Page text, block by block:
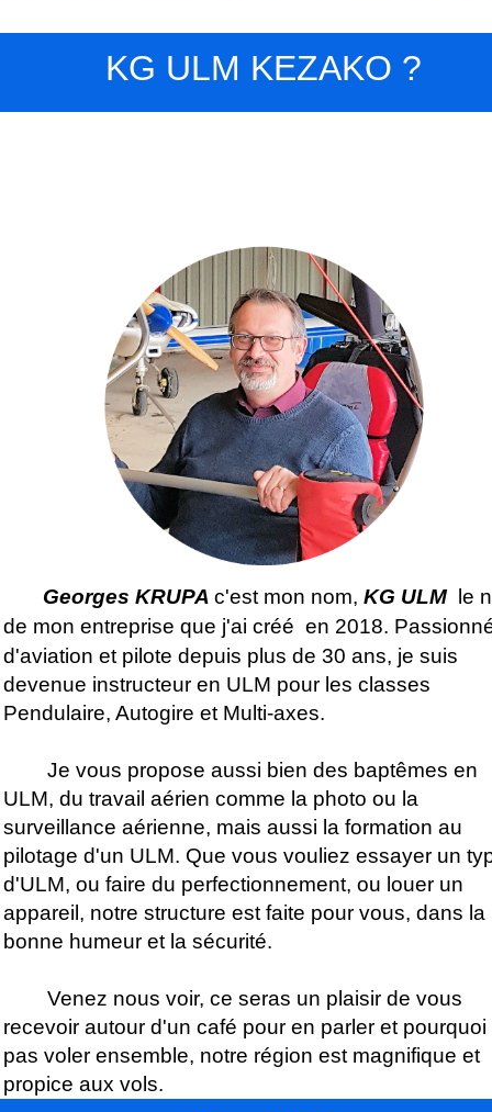
KG ULM KEZAKO ?
Georges KRUPA c'est mon nom, KG ULM
le
de mon entreprise que j'ai créé en 2018.
d'aviation et pilote depuis plus de 30 ans, je suis
devenue instructeur en ULM pour les classes
Pendulaire, Autogire et Multi-axes.
Je vous propose aussi bien des baptêmes en
ULM, du travail aérien comme la photo ou la
surveillance aérienne, mais aussi la formation au
pilotage d'un ULM. Que vous vouliez essayer un
d'ULM, ou faire du perfectionnement, ou louer un
appareil, notre structure est faite pour vous, dans la
bonne humeur et la sécurité.
Venez nous voir, ce seras un plaisir de vous
recevoir autour d'un café pour en parler et pourquoi
pas voler ensemble, notre région est magnifique et
propice aux vols.